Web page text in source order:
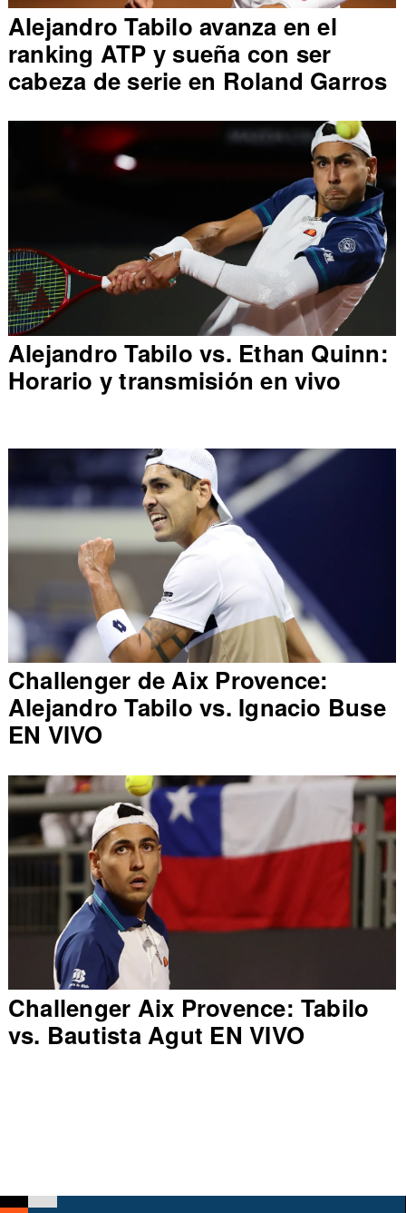
Alejandro Tabilo avanza en el
ranking ATP y sueña con ser
cabeza de serie en Roland Garros
Alejandro Tabilo vs. Ethan Quinn:
Horario y transmisión en vivo
Challenger de Aix Provence:
Alejandro Tabilo vs. Ignacio Buse
EN VIVO
Challenger Aix Provence: Tabilo
vs. Bautista Agut EN VIVO